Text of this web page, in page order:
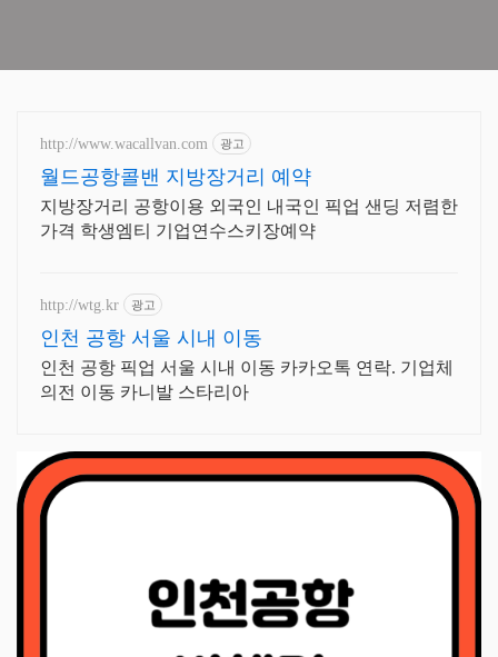
http://www.wacallvan.com 광고
월드공항콜밴 지방장거리 예약
지방장거리 공항이용 외국인 내국인 픽업 샌딩 저렴한
가격 학생엠티 기업연수스키장예약
http://wtg.kr 광고
인천 공항 서울 시내 이동
인천 공항 픽업 서울 시내 이동 카카오톡 연락. 기업체
의전 이동 카니발 스타리아